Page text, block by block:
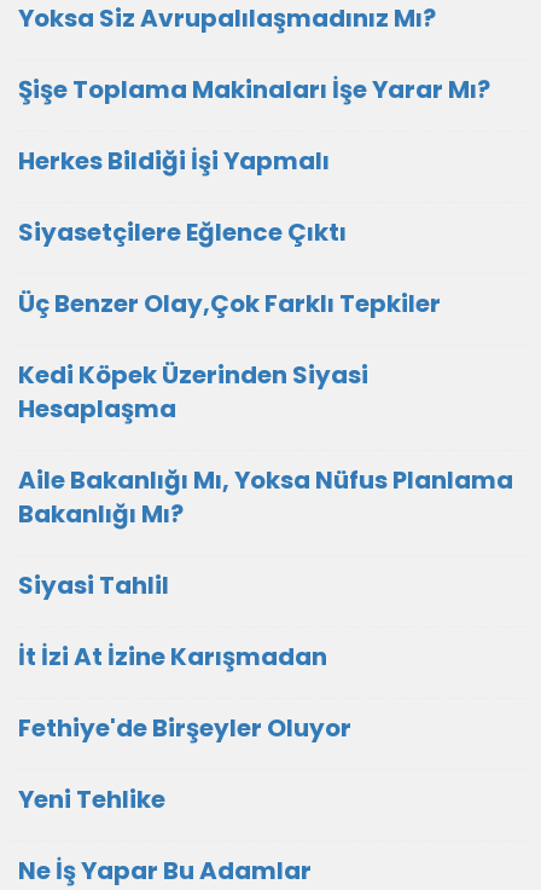
Yoksa Siz Avrupalılaşmadınız Mı?
Şişe Toplama Makinaları İşe Yarar Mı?
Herkes Bildiği İşi Yapmalı
Siyasetçilere Eğlence Çıktı
Üç Benzer Olay,Çok Farklı Tepkiler
Kedi Köpek Üzerinden Siyasi
Hesaplaşma
Aile Bakanlığı Mı, Yoksa Nüfus Planlama
Bakanlığı Mı?
Siyasi Tahlil
İt İzi At İzine Karışmadan
Fethiye'de Birşeyler Oluyor
Yeni Tehlike
Ne İş Yapar Bu Adamlar